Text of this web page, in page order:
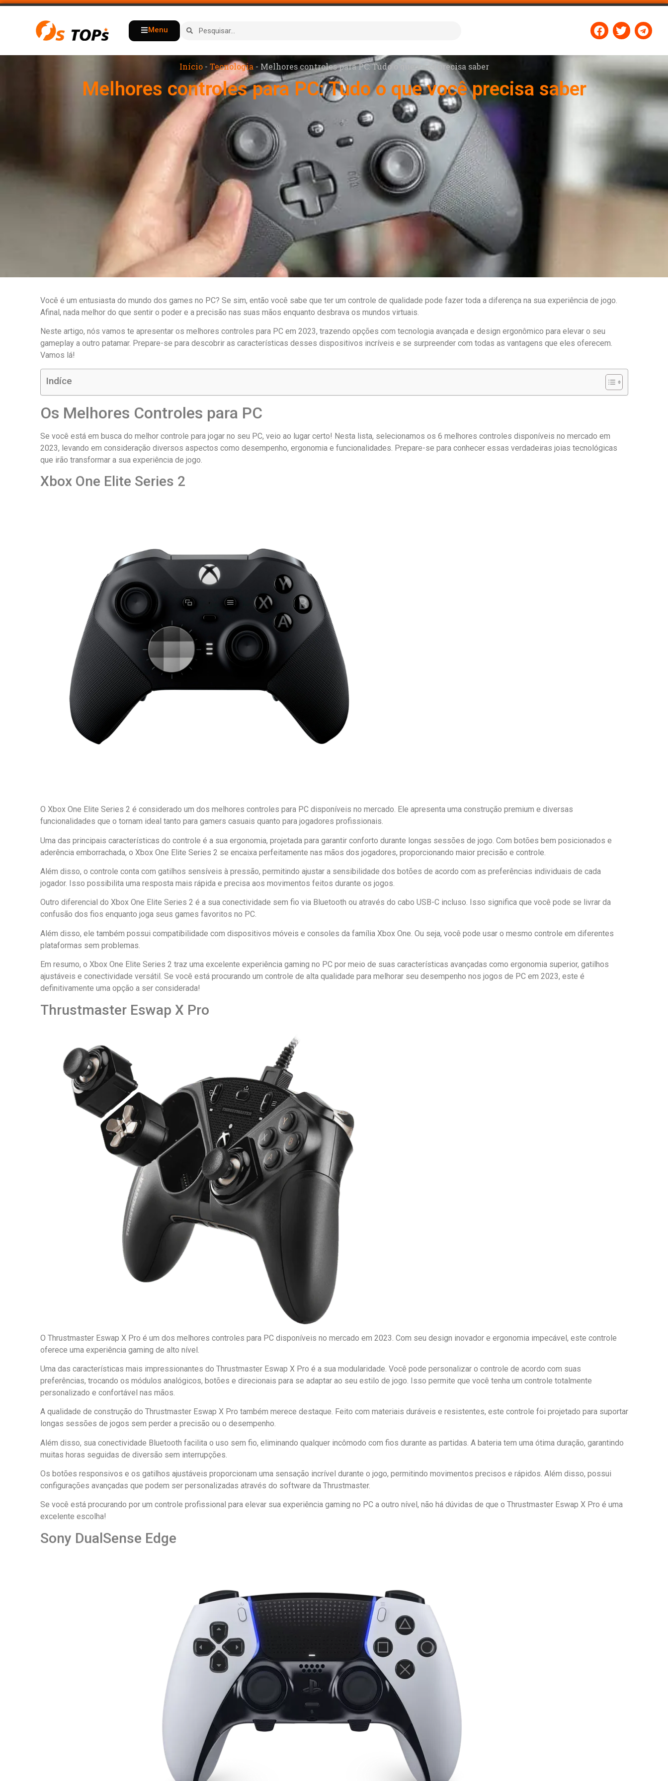
Menu
Início- Tecnologia - Melhores controles para PC: Tudo o que você precisa saber
Melhores controles para PC: Tudo o que você precisa saber
Você é um entusiasta do mundo dos games no PC? Se sim, então você sabe que ter um controle de qualidade pode fazer toda a diferença na sua experiência de jogo.
Afinal, nada melhor do que sentir o poder e a precisão nas suas mãos enquanto desbrava os mundos virtuais.
Neste artigo, nós vamos te apresentar os melhores controles para PC em 2023, trazendo opções com tecnologia avançada e design ergonômico para elevar o seu
gameplay a outro patamar. Prepare-se para descobrir as características desses dispositivos incríveis e se surpreender com todas as vantagens que eles oferecem.
Vamos lá!
Indíce
Os Melhores Controles para PC
Se você está em busca do melhor controle para jogar no seu PC, veio ao lugar certo! Nesta lista, selecionamos os 6 melhores controles disponíveis no mercado em
2023, levando em consideração diversos aspectos como desempenho, ergonomia e funcionalidades. Prepare-se para conhecer essas verdadeiras joias tecnológicas
que irão transformar a sua experiência de jogo.
Xbox One Elite Series 2
O Xbox One Elite Series 2 é considerado um dos melhores controles para PC disponíveis no mercado. Ele apresenta uma construção premium e diversas
funcionalidades que o tornam ideal tanto para gamers casuais quanto para jogadores profissionais.
Uma das principais características do controle é a sua ergonomia, projetada para garantir conforto durante longas sessões de jogo. Com botões bem posicionados e
aderência emborrachada, o Xbox One Elite Series 2 se encaixa perfeitamente nas mãos dos jogadores, proporcionando maior precisão e controle.
Além disso, o controle conta com gatilhos sensíveis à pressão, permitindo ajustar a sensibilidade dos botões de acordo com as preferências individuais de cada
jogador. Isso possibilita uma resposta mais rápida e precisa aos movimentos feitos durante os jogos.
Outro diferencial do Xbox One Elite Series 2 é a sua conectividade sem fio via Bluetooth ou através do cabo USB-C incluso. Isso significa que você pode se livrar da
confusão dos fios enquanto joga seus games favoritos no PC.
Além disso, ele também possui compatibilidade com dispositivos móveis e consoles da família Xbox One. Ou seja, você pode usar o mesmo controle em diferentes
plataformas sem problemas.
Em resumo, o Xbox One Elite Series 2 traz uma excelente experiência gaming no PC por meio de suas características avançadas como ergonomia superior, gatilhos
ajustáveis e conectividade versátil. Se você está procurando um controle de alta qualidade para melhorar seu desempenho nos jogos de PC em 2023, este é
definitivamente uma opção a ser considerada!
Thrustmaster Eswap X Pro
O Thrustmaster Eswap X Pro é um dos melhores controles para PC disponíveis no mercado em 2023. Com seu design inovador e ergonomia impecável, este controle
oferece uma experiência gaming de alto nível.
Uma das características mais impressionantes do Thrustmaster Eswap X Pro é a sua modularidade. Você pode personalizar o controle de acordo com suas
preferências, trocando os módulos analógicos, botões e direcionais para se adaptar ao seu estilo de jogo. Isso permite que você tenha um controle totalmente
personalizado e confortável nas mãos.
A qualidade de construção do Thrustmaster Eswap X Pro também merece destaque. Feito com materiais duráveis e resistentes, este controle foi projetado para suportar
longas sessões de jogos sem perder a precisão ou o desempenho.
Além disso, sua conectividade Bluetooth facilita o uso sem fio, eliminando qualquer incômodo com fios durante as partidas. A bateria tem uma ótima duração, garantindo
muitas horas seguidas de diversão sem interrupções.
Os botões responsivos e os gatilhos ajustáveis proporcionam uma sensação incrível durante o jogo, permitindo movimentos precisos e rápidos. Além disso, possui
configurações avançadas que podem ser personalizadas através do software da Thrustmaster.
Se você está procurando por um controle profissional para elevar sua experiência gaming no PC a outro nível, não há dúvidas de que o Thrustmaster Eswap X Pro é uma
excelente escolha!
Sony DualSense Edge